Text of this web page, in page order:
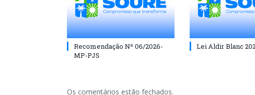
Recomendação Nº 06/2026-
MP-PJS
Lei Aldir Blanc
Os comentários estão fechados.